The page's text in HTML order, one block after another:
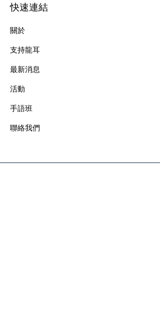
快速連結
關於
支持龍耳
最新消息
​活動
手語班
​聯絡我們